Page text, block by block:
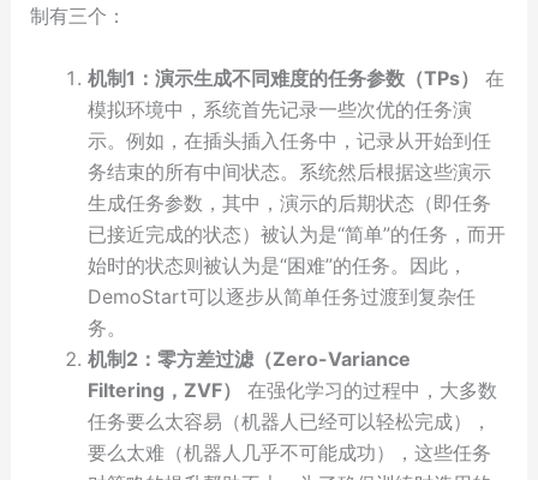
制有三个：
机制1：演示生成不同难度的任务参数（TPs）
在
模拟环境中，系统首先记录一些次优的任务演
示。例如，在插头插入任务中，记录从开始到任
务结束的所有中间状态。系统然后根据这些演示
生成任务参数，其中，演示的后期状态（即任务
已接近完成的状态）被认为是“简单”的任务，而开
始时的状态则被认为是“困难”的任务。因此，
DemoStart可以逐步从简单任务过渡到复杂任
务。
机制2：零方差过滤（Zero-Variance
Filtering，ZVF）
在强化学习的过程中，大多数
任务要么太容易（机器人已经可以轻松完成），
要么太难（机器人几乎不可能成功），这些任务